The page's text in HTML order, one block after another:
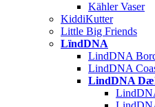
Kähler Vaser
KiddiKutter
Little Big Friends
LïndDNA
LindDNA
LindDNA
LindDNA